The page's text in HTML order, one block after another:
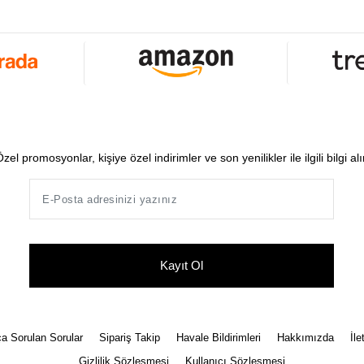
promosyonlar, kişiye özel indirimler ve son yenilikler ile ilgili bilgi
Kayıt Ol
Sorulan Sorular Sipariş Takip Havale Bildirimleri Hakkımızda
Gizlilik Sözleşmesi
Kullanıcı Sözleşmesi